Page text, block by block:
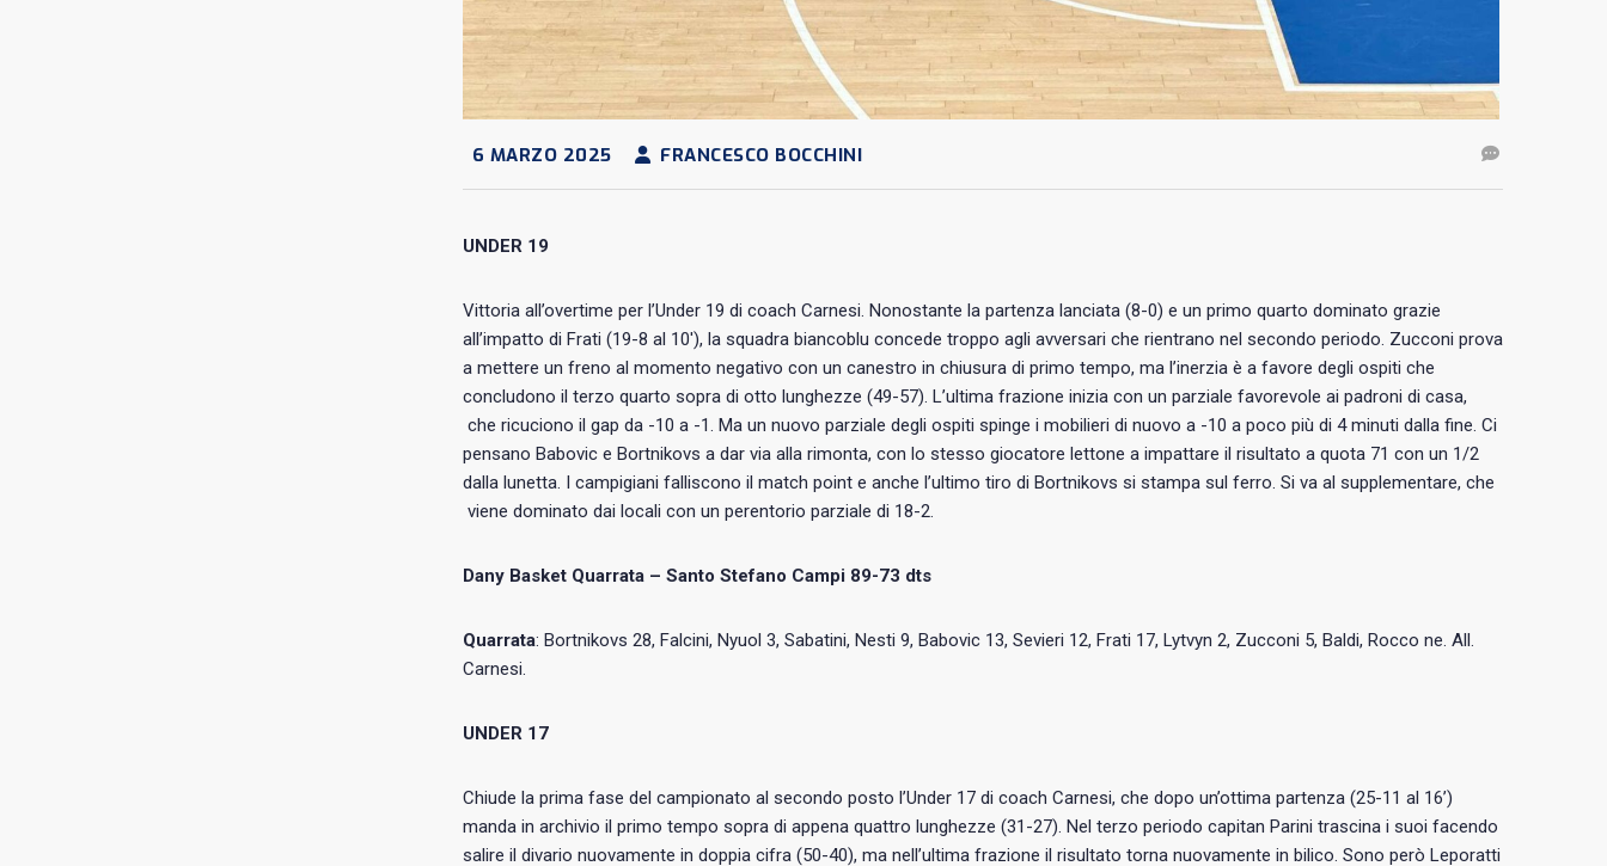
6 MARZO 2025 FRANCESCO BOCCHINI
UNDER 19
Vittoria all’overtime per l’Under 19 di coach Carnesi. Nonostante la partenza lanciata (8-0) e un primo quarto dominato grazie
all’impatto di Frati (19-8 al 10′), la squadra biancoblu concede troppo agli avversari che rientrano nel secondo periodo. Zucconi prova
a mettere un freno al momento negativo con un canestro in chiusura di primo tempo, ma l’inerzia è a favore degli ospiti che
concludono il terzo quarto sopra di otto lunghezze (49-57). L’ultima frazione inizia con un parziale favorevole ai padroni di casa,
che ricuciono il gap da -10 a -1. Ma un nuovo parziale degli ospiti spinge i mobilieri di nuovo a -10 a poco più di 4 minuti dalla fine. Ci
pensano Babovic e Bortnikovs a dar via alla rimonta, con lo stesso giocatore lettone a impattare il risultato a quota 71 con un 1/2
dalla lunetta. I campigiani falliscono il match point e anche l’ultimo tiro di Bortnikovs si stampa sul ferro. Si va al supplementare, che
viene dominato dai locali con un perentorio parziale di 18-2.
Dany Basket Quarrata – Santo Stefano Campi 89-73 dts
Quarrata: Bortnikovs 28, Falcini, Nyuol 3, Sabatini, ⁠Nesti 9, Babovic 13, Sevieri 12, Frati 17, Lytvyn 2, Zucconi 5, Baldi, Rocco ne. All.
Carnesi.
UNDER 17
Chiude la prima fase del campionato al secondo posto l’Under 17 di coach Carnesi, che dopo un’ottima partenza (25-11 al 16’)
manda in archivio il primo tempo sopra di appena quattro lunghezze (31-27). Nel terzo periodo capitan Parini trascina i suoi facendo
salire il divario nuovamente in doppia cifra (50-40), ma nell’ultima frazione il risultato torna nuovamente in bilico. Sono però Leporatti